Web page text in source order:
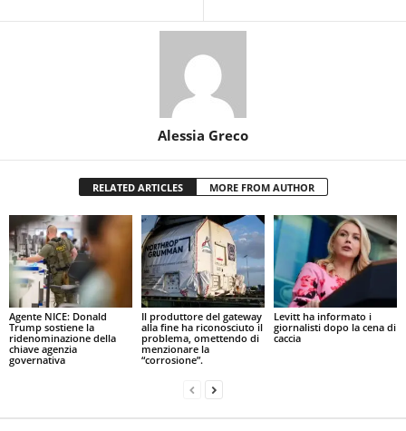
Alessia Greco
RELATED ARTICLES MORE FROM AUTHOR
Agente NICE: Donald
Trump sostiene la
ridenominazione della
chiave agenzia
governativa
Il produttore del gateway
alla fine ha riconosciuto il
problema, omettendo di
menzionare la
“corrosione”.
Levitt ha informato i
giornalisti dopo la cena di
caccia